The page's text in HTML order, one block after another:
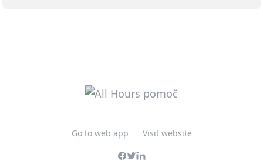
Go to web app Visit website